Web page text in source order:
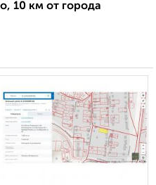
10 км от города